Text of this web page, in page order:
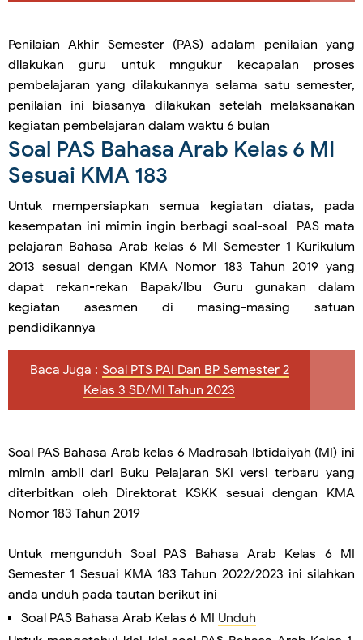
Penilaian Akhir Semester (PAS) adalam penilaian yang
dilakukan guru untuk mngukur kecapaian proses
pembelajaran yang dilakukannya selama satu semester,
penilaian ini biasanya dilakukan setelah melaksanakan
kegiatan pembelajaran dalam waktu 6 bulan
Soal PAS Bahasa Arab Kelas 6 MI
Sesuai KMA 183
Untuk mempersiapkan semua kegiatan diatas, pada
kesempatan ini mimin ingin berbagi soal-soal PAS mata
pelajaran Bahasa Arab kelas 6 MI Semester 1 Kurikulum
2013 sesuai dengan KMA Nomor 183 Tahun 2019 yang
dapat rekan-rekan Bapak/Ibu Guru gunakan dalam
kegiatan asesmen di masing-masing satuan
pendidikannya
Baca Juga : Soal PTS PAI Dan BP Semester 2
Kelas 3 SD/MI Tahun 2023
Soal PAS Bahasa Arab kelas 6 Madrasah Ibtidaiyah (MI) ini
mimin ambil dari Buku Pelajaran SKI versi terbaru yang
diterbitkan oleh Direktorat KSKK sesuai dengan KMA
Nomor 183 Tahun 2019
Untuk mengunduh Soal PAS Bahasa Arab Kelas 6 MI
Semester 1 Sesuai KMA 183 Tahun 2022/2023 ini silahkan
anda unduh pada tautan berikut ini
Soal PAS Bahasa Arab Kelas 6 MI Unduh